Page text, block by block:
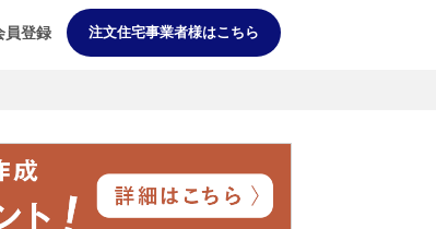
員登録 注文住宅事業者様はこちら